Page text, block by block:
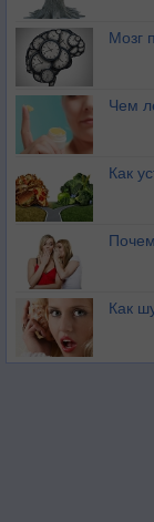
Мозг
Чем
Как
Как